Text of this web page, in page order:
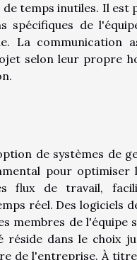
temps inutiles. Il
spécifiques de
La communication
selon leur propre
de systèmes de
pour optimiser
flux de travail,
réel. Des logiciels
membres de l'équipe
dans le choix
de l'entreprise. À